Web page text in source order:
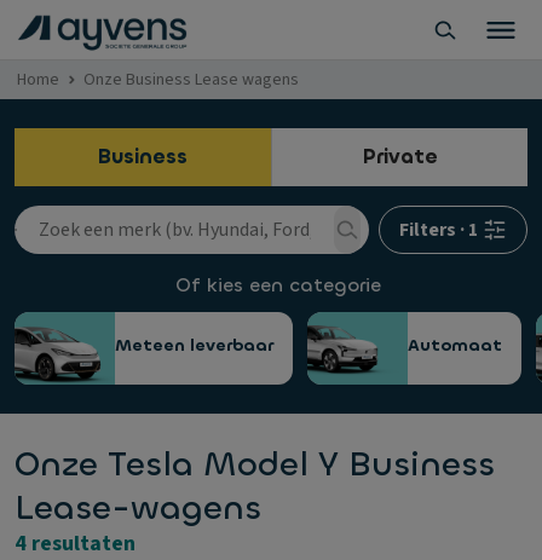
Home Onze Business Lease wagens
Business Private
Filters ·1
Of kies een categorie
Meteen leverbaar Automaat
Onze Tesla Model Y Business
Lease-wagens
4 resultaten